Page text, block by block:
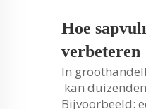
Hoe
verbeteren
In
kan
Bijvoorbeeld: